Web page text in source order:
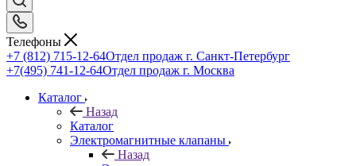
Телефоны
+7 (812) 715-12-64Отдел продаж г. Санкт-Петербург
+7(495) 741-12-64Отдел продаж г. Москва
Каталог
Назад
Каталог
Электромагнитные клапаны
Назад